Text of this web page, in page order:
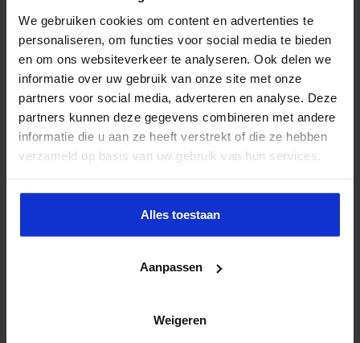
We gebruiken cookies om content en advertenties te
personaliseren, om functies voor social media te bieden
en om ons websiteverkeer te analyseren. Ook delen we
informatie over uw gebruik van onze site met onze
partners voor social media, adverteren en analyse. Deze
partners kunnen deze gegevens combineren met andere
informatie die u aan ze heeft verstrekt of die ze hebben
verzameld op basis van uw gebruik van hun services.
Alles toestaan
Aanpassen
Weigeren
Onderzoek mensenhandel op Wallen: sekswerkers op
grote schaal uitgebuit
8 augustus 2026